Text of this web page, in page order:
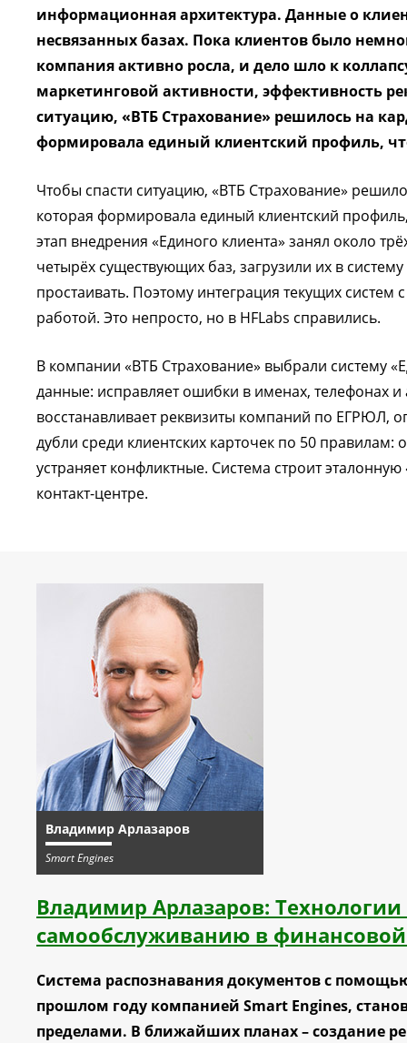
информационная архитектура. Данные о
несвязанных базах. Пока клиентов было
компания активно росла, и дело шло к
маркетинговой активности, эффективность
ситуацию, «ВТБ Страхование» решилось на
формировала единый клиентский профиль,
Чтобы спасти ситуацию, «ВТБ Страхование»
которая формировала единый клиентский
этап внедрения «Единого клиента» занял около
четырёх существующих баз, загрузили их в
простаивать. Поэтому интеграция текущих
работой. Это непросто, но в HFLabs справились.
В компании «ВТБ Страхование» выбрали систему
данные: исправляет ошибки в именах, телефонах
восстанавливает реквизиты компаний по ЕГРЮЛ,
дубли среди клиентских карточек по 50
устраняет конфликтные. Система строит
контакт-центре.
Владимир Арлазаров
Smart Engines
Владимир Арлазаров:
самообслуживанию в
Система распознавания документов с
прошлом году компанией Smart Engines,
пределами. В ближайших планах – создание